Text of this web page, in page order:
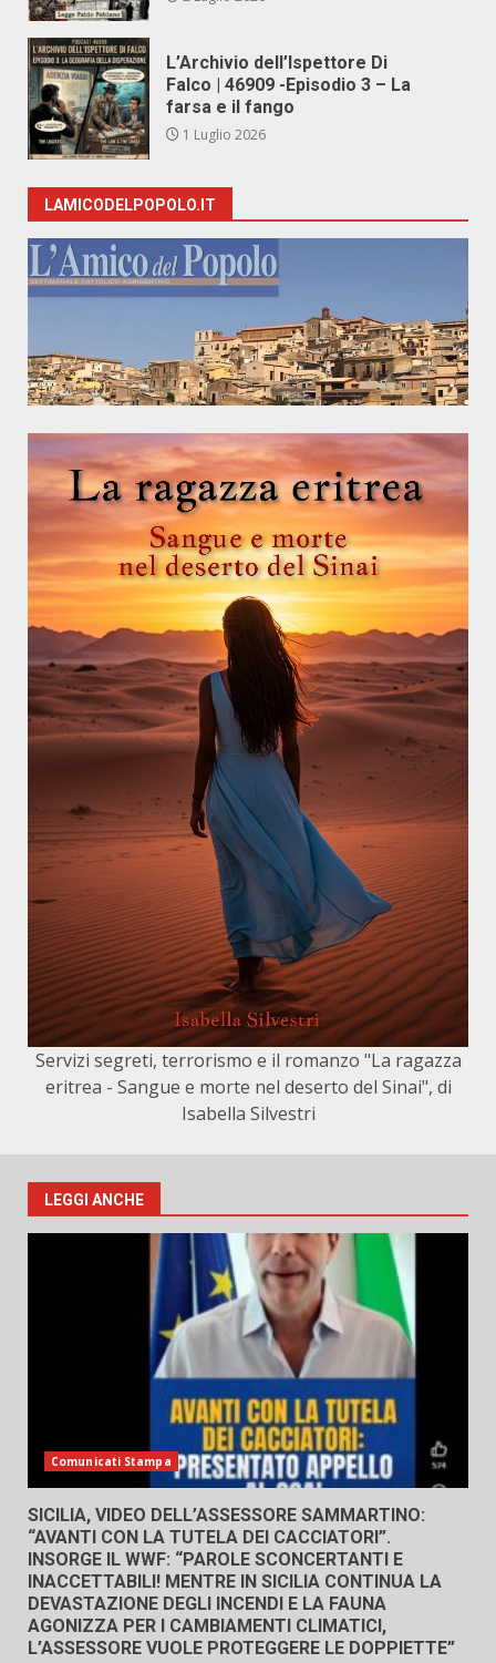
L’Archivio dell’Ispettore Di
Falco | 46909 -Episodio 3 – La
farsa e il fango
1 Luglio 2026
LAMICODELPOPOLO.IT
Servizi segreti, terrorismo e il romanzo "La ragazza
eritrea - Sangue e morte nel deserto del Sinai", di
Isabella Silvestri
LEGGI ANCHE
Comunicati Stampa
SICILIA, VIDEO DELL’ASSESSORE SAMMARTINO:
“AVANTI CON LA TUTELA DEI CACCIATORI”.
INSORGE IL WWF: “PAROLE SCONCERTANTI E
INACCETTABILI! MENTRE IN SICILIA CONTINUA LA
DEVASTAZIONE DEGLI INCENDI E LA FAUNA
AGONIZZA PER I CAMBIAMENTI CLIMATICI,
L’ASSESSORE VUOLE PROTEGGERE LE DOPPIETTE”